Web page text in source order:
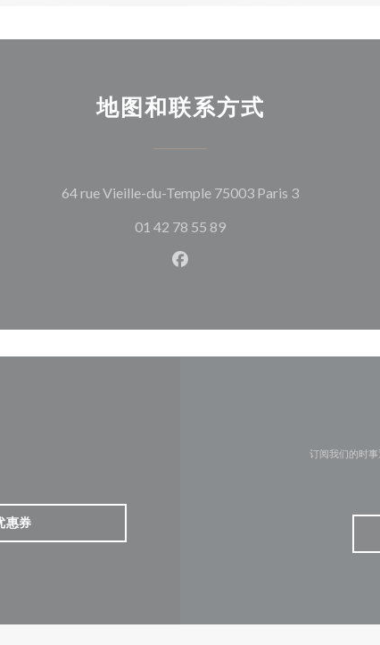
地图和联系方式
64 rue Vieille-du-Temple 75003 Paris 3((在新窗口
01 42 78 55 89
Facebook ((在新窗口中打开
惠券
订阅我们的时